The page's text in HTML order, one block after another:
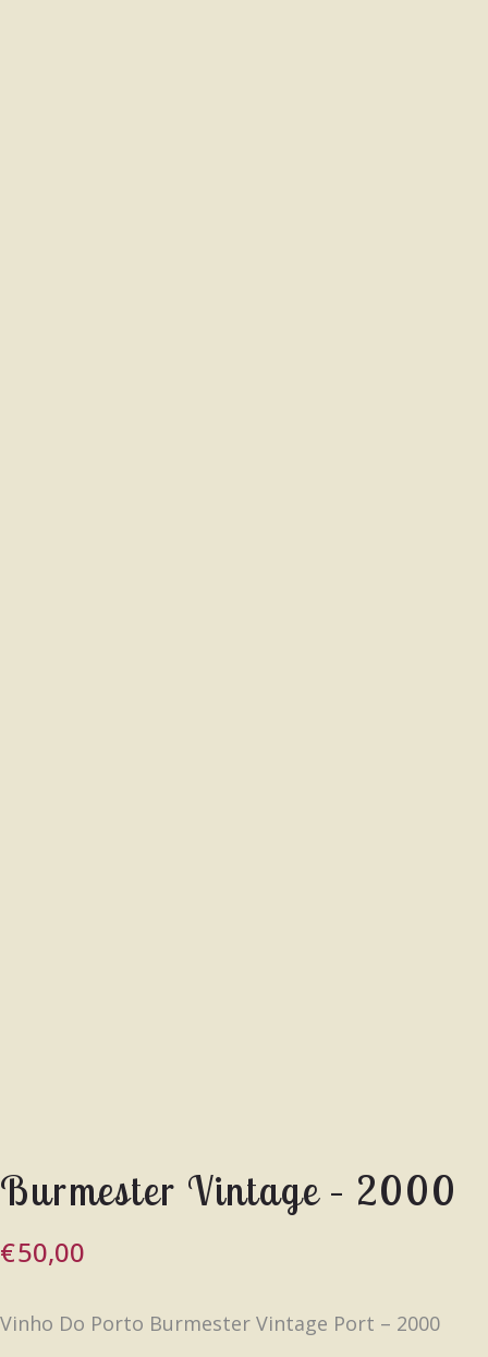
Burmester Vintage – 2000
€50,00
Vinho Do Porto Burmester Vintage Port – 2000